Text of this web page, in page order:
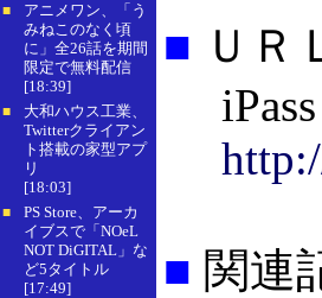
■
アニメワン、「う
みねこのなく頃
に」全26話を期間
限定で無料配信
[18:39]
■
大和ハウス工業、
Twitterクライアン
ト搭載の家型アプ
リ
[18:03]
■
PS Store、アーカ
イブスで「NOeL
NOT DiGITAL」な
ど5タイトル
[17:49]
■ ＵＲ
iPass
■ 関連